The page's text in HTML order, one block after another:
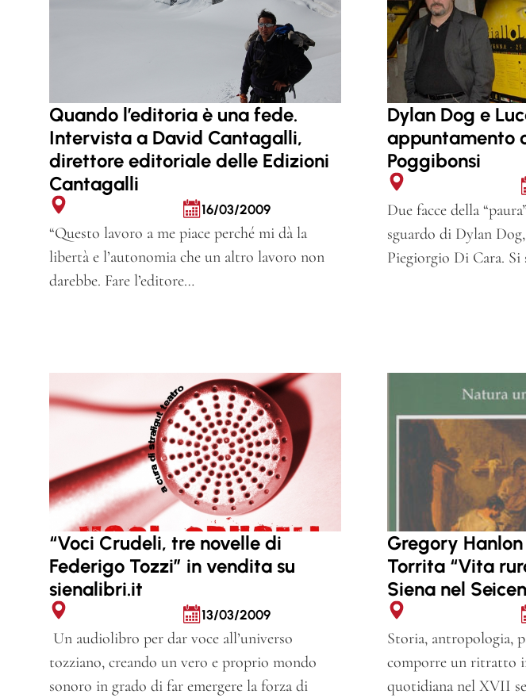
Quando l’editoria è una fede.
Intervista a David Cantagalli,
direttore editoriale delle Edizioni
Cantagalli
16/03/2009
“Questo lavoro a me piace perché mi dà la
libertà e l’autonomia che un altro lavoro non
darebbe. Fare l’editore…
Dylan Dog e
appuntamento
Poggibonsi
Due facce della
sguardo di Dylan
Piegiorgio Di Cara. Si
“Voci Crudeli, tre novelle di
Federigo Tozzi” in vendita su
sienalibri.it
13/03/2009
Un audiolibro per dar voce all’universo
tozziano, creando un vero e proprio mondo
sonoro in grado di far emergere la forza di
Gregory
Torrita “Vita
Siena nel
Storia, antropologia,
comporre un ritratto
quotidiana nel XVII